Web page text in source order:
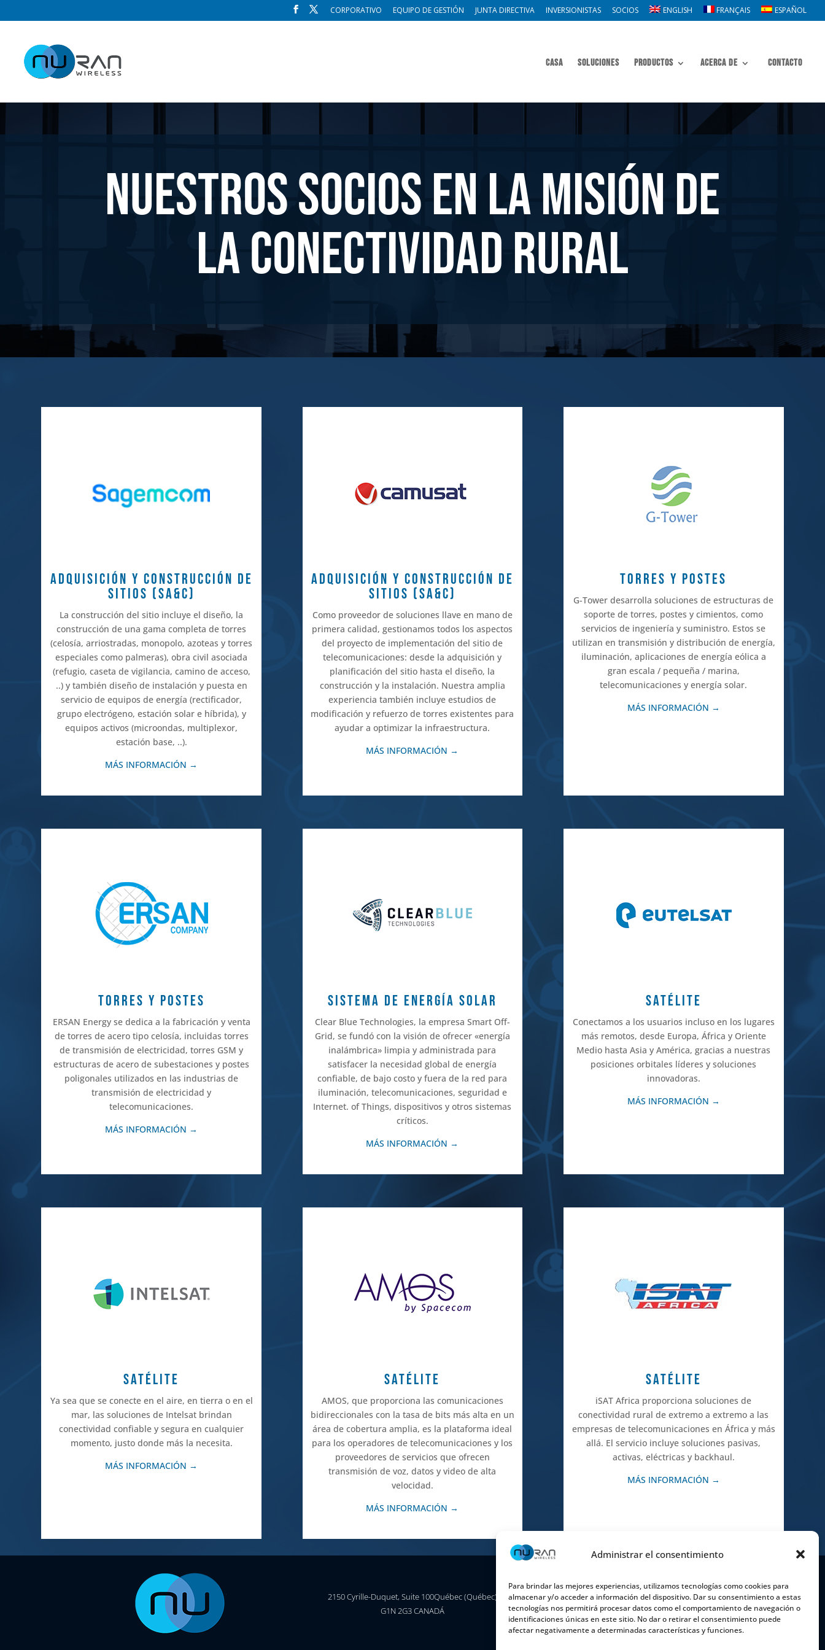
Administrar el consentimiento
Para brindar las mejores experiencias, utilizamos tecnologías como cookies para
almacenar y/o acceder a información del dispositivo. Dar su consentimiento a estas
tecnologías nos permitirá procesar datos como el comportamiento de navegación o
identificaciones únicas en este sitio. No dar o retirar el consentimiento puede
afectar negativamente a determinadas características y funciones.
CORPORATIVO EQUIPO DE GESTIÓN JUNTA DIRECTIVA INVERSIONISTAS SOCIOS ENGLISH FRANÇAIS ESPAÑOL
Casa Soluciones Productos Acerca de Contacto
Nuestros socios en la misión de
la conectividad rural
ADQUISICIÓN Y CONSTRUCCIÓN DE
SITIOS (SA&C)
La construcción del sitio incluye el diseño, la
construcción de una gama completa de torres
(celosía, arriostradas, monopolo, azoteas y torres
especiales como palmeras), obra civil asociada
(refugio, caseta de vigilancia, camino de acceso,
..) y también diseño de instalación y puesta en
servicio de equipos de energía (rectificador,
grupo electrógeno, estación solar e híbrida), y
equipos activos (microondas, multiplexor,
estación base, ..).
MÁS INFORMACIÓN →
ADQUISICIÓN Y CONSTRUCCIÓN DE
SITIOS (SA&C)
Como proveedor de soluciones llave en mano de
primera calidad, gestionamos todos los aspectos
del proyecto de implementación del sitio de
telecomunicaciones: desde la adquisición y
planificación del sitio hasta el diseño, la
construcción y la instalación. Nuestra amplia
experiencia también incluye estudios de
modificación y refuerzo de torres existentes para
ayudar a optimizar la infraestructura.
MÁS INFORMACIÓN →
TORRES Y POSTES
G-Tower desarrolla soluciones de estructuras de
soporte de torres, postes y cimientos, como
servicios de ingeniería y suministro. Estos se
utilizan en transmisión y distribución de energía,
iluminación, aplicaciones de energía eólica a
gran escala / pequeña / marina,
telecomunicaciones y energía solar.
MÁS INFORMACIÓN →
TORRES Y POSTES
ERSAN Energy se dedica a la fabricación y venta
de torres de acero tipo celosía, incluidas torres
de transmisión de electricidad, torres GSM y
estructuras de acero de subestaciones y postes
poligonales utilizados en las industrias de
transmisión de electricidad y
telecomunicaciones.
MÁS INFORMACIÓN →
SISTEMA DE ENERGÍA SOLAR
Clear Blue Technologies, la empresa Smart Off-
Grid, se fundó con la visión de ofrecer «energía
inalámbrica» limpia y administrada para
satisfacer la necesidad global de energía
confiable, de bajo costo y fuera de la red para
iluminación, telecomunicaciones, seguridad e
Internet. of Things, dispositivos y otros sistemas
críticos.
MÁS INFORMACIÓN →
SATÉLITE
Conectamos a los usuarios incluso en los lugares
más remotos, desde Europa, África y Oriente
Medio hasta Asia y América, gracias a nuestras
posiciones orbitales líderes y soluciones
innovadoras.
MÁS INFORMACIÓN →
SATÉLITE
Ya sea que se conecte en el aire, en tierra o en el
mar, las soluciones de Intelsat brindan
conectividad confiable y segura en cualquier
momento, justo donde más la necesita.
MÁS INFORMACIÓN →
SATÉLITE
AMOS, que proporciona las comunicaciones
bidireccionales con la tasa de bits más alta en un
área de cobertura amplia, es la plataforma ideal
para los operadores de telecomunicaciones y los
proveedores de servicios que ofrecen
transmisión de voz, datos y video de alta
velocidad.
MÁS INFORMACIÓN →
SATÉLITE
iSAT Africa proporciona soluciones de
conectividad rural de extremo a extremo a las
empresas de telecomunicaciones en África y más
allá. El servicio incluye soluciones pasivas,
activas, eléctricas y backhaul.
MÁS INFORMACIÓN →
2150 Cyrille-Duquet, Suite 100Québec (Québec)
G1N 2G3 CANADÁ